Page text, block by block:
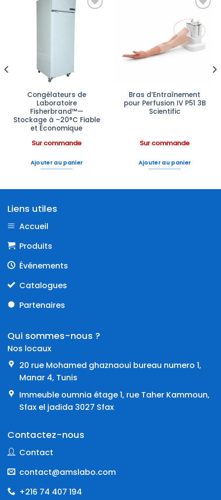
Congélateurs de
Laboratoire
Fisherbrand™—
Stockage à –20°C Fiable
et Économique
Sur commande
Ajouter au panier
Ajouter
à la liste
d’envies
Bras d’Entraînement
pour Perfusion IV P51 3B
Scientific
Sur commande
Ajouter au panier
Liens utiles
Accueil
Produits
Événements
Catalogues
Partenaires
Qui sommes-nous ?
Nos locaux
20 rue Mohamed ghaznaoui bureau numero 1,
Manar 4, Tunis
Immeuble oumnia étage 1, rue Taher Kammoun,
Sfax el jadida 3027 Sfax
Contactez-nous
Contact
contact@amslabo.com
+216 74 407 194